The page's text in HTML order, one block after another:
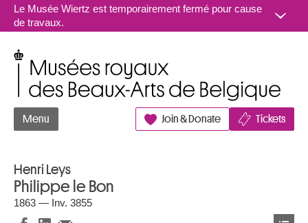
Aller au contenu
Le Musée Wiertz est temporairement fermé pour cause
de travaux.
Menu Join & Donate Tickets
Henri Leys
Philippe le Bon
1863 — Inv. 3855